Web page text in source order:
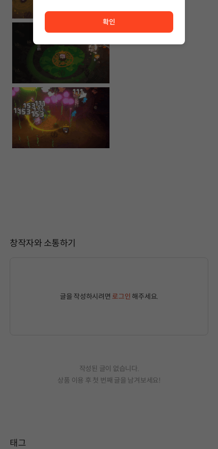
창작자와 소통하기
글을 작성하시려면 로그인 해주세요.
작성된 글이 없습니다.
상품 이용 후 첫 번째 글을 남겨보세요!
태그
확인